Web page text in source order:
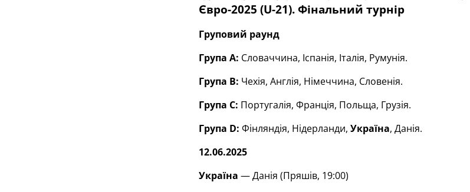
Євро-2025 (U-21). Фінальний турнір
Груповий раунд
Група А: Словаччина, Іспанія, Італія, Румунія.
Група В: Чехія, Англія, Німеччина, Словенія.
Група С: Португалія, Франція, Польща, Грузія.
Група D: Фінляндія, Нідерланди, Україна, Данія.
12.06.2025
Україна — Данія (Пряшів, 19:00)